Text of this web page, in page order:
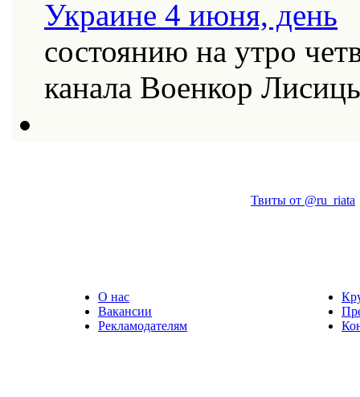
состоянию на утро
канала Военкор
Твиты от @ru_riata
О нас
Вакансии
Рекламодателям